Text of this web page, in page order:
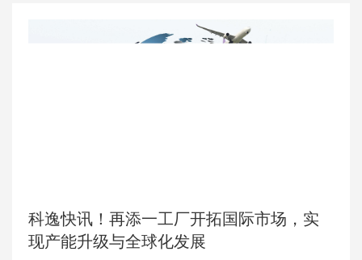
科逸快讯！再添一工厂开拓国际市场，实
现产能升级与全球化发展